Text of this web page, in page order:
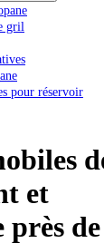
gril
pour réservoir
et
près de